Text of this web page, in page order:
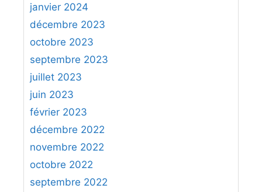
janvier 2024
décembre 2023
octobre 2023
septembre 2023
juillet 2023
juin 2023
février 2023
décembre 2022
novembre 2022
octobre 2022
septembre 2022